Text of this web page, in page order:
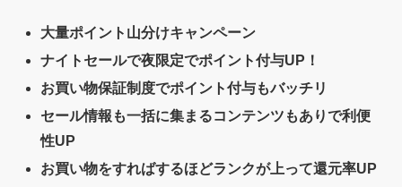
大量ポイント山分けキャンペーン
ナイトセールで夜限定でポイント付与UP！
お買い物保証制度でポイント付与もバッチリ
セール情報も一括に集まるコンテンツもありで利便
性UP
お買い物をすればするほどランクが上って還元率UP